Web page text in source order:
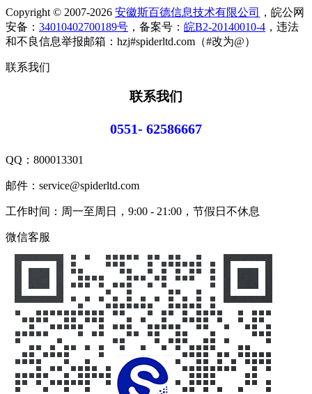
Copyright © 2007-2026 安徽斯百德信息技术有限公司
，皖公网
安备： 34010402700189号 ，备案号： 皖B2-20140010-4 ，违法
和不良信息举报邮箱：hzj#spiderltd.com（#改为@）
联系我们
联系我们
0551- 62586667
QQ： 800013301
邮件：service@spiderltd.com
工作时间：周一至周日，9:00 - 21:00，节假日不休息
微信客服